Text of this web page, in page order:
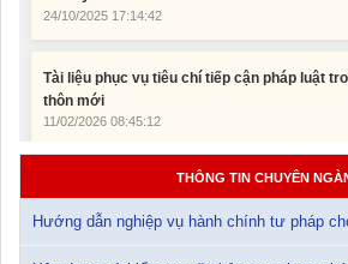
Tài liệu phục vụ tiêu chí tiếp cận pháp luật
thôn mới
Tài liệu Hội nghị công chức, viên chức và
Tài liệu Hội nghị triển khai công tác tư pháp
THÔNG TIN CHUYÊN
Hướng dẫn nghiệp vụ hành chính tư pháp